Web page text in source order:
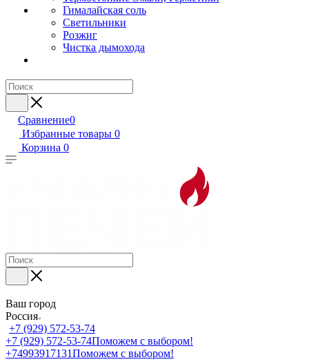
Гималайская соль
Светильники
Розжиг
Чистка дымохода
Сравнение0
Избранные товары 0
Корзина 0
Ваш город
Россия
+7 (929) 572-53-74
+7 (929) 572-53-74Поможем с выбором!
+74993917131Поможем с выбором!